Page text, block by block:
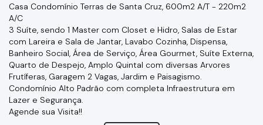
Casa Condomínio Terras de Santa Cruz, 600m2 A/T - 220m2
A/C
3 Suíte, sendo 1 Master com Closet e Hidro, Salas de Estar
com Lareira e Sala de Jantar, Lavabo Cozinha, Dispensa,
Banheiro Social, Área de Serviço, Área Gourmet, Suíte Externa,
Quarto de Despejo, Amplo Quintal com diversas Arvores
Frutíferas, Garagem 2 Vagas, Jardim e Paisagismo.
Condomínio Alto Padrão com completa Infraestrutura em
Lazer e Segurança.
Agende sua Visita!!